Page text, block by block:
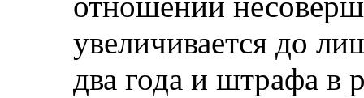
увеличивается до
два года и штрафа в